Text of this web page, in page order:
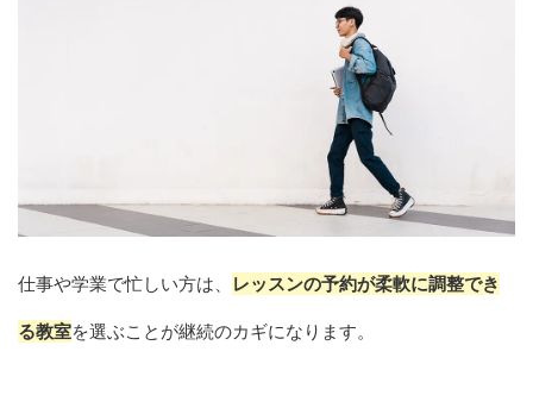
仕事や学業で忙しい方は、 レッスンの予約が柔軟に調整でき
る教室を選ぶことが継続のカギになります。